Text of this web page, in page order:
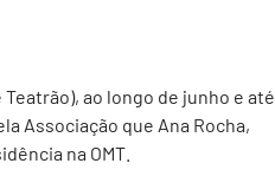
ao longo de junho e até
Associação que Ana Rocha,
na OMT.